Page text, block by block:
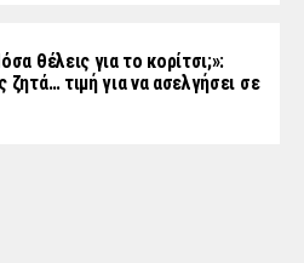
θέλεις για το κορίτσι;»:
ζητά… τιμή για να ασελγήσει σε